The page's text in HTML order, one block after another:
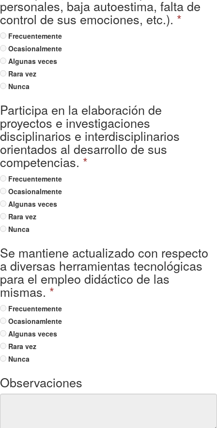
personales, baja autoestima, falta de
control de sus emociones, etc.). *
Frecuentemente
Ocasionalmente
Algunas veces
Rara vez
Nunca
Participa en la elaboración de
proyectos e investigaciones
disciplinarios e interdisciplinarios
orientados al desarrollo de sus
competencias. *
Frecuentemente
Ocasionalmente
Algunas veces
Rara vez
Nunca
Se mantiene actualizado con respecto
a diversas herramientas tecnológicas
para el empleo didáctico de las
mismas. *
Frecuentemente
Ocasionamlente
Algunas veces
Rara vez
Nunca
Observaciones